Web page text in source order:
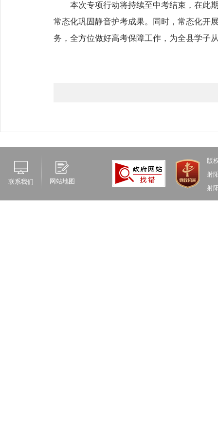
本次专项行动将持续至中考结束，在此期
常态化巩固静音护考成果。同时，常态化开
务，全方位做好高考保障工作，为全县学子
联系我们 网站地图
版
射
射